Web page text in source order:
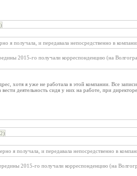
я получала, и передавала непосредственно в
2015-го получали корреспонденцию (на
хотя я уже не работала в этой компании. Все
деятельность сидя у них на работе, при
я получала, и передавала непосредственно в
2015-го получали корреспонденцию (на